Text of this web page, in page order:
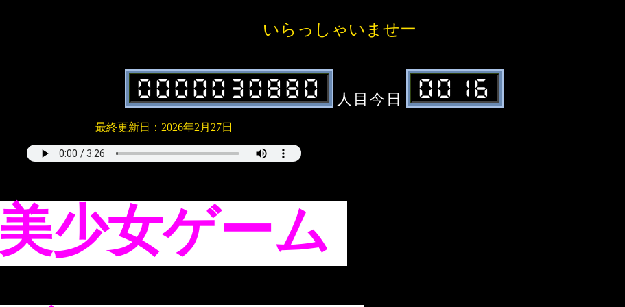
いらっしゃいませー
0000030880
人目 今日
0016
最終更新日：2026年2月27日
美少女ゲーム